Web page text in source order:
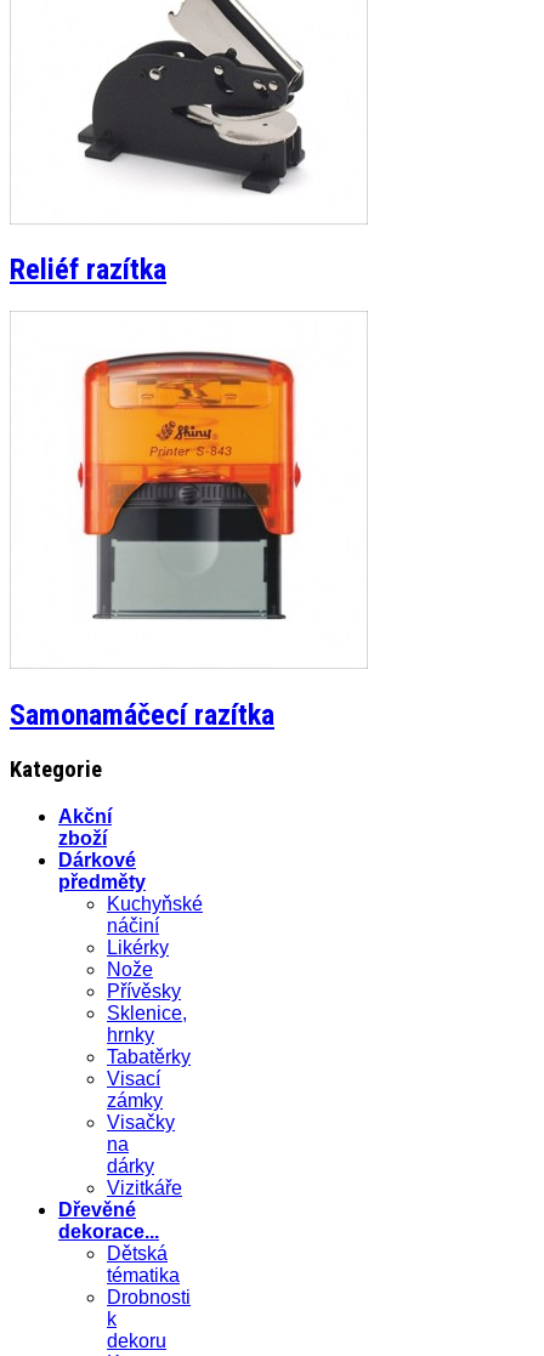
Reliéf razítka
Samonamáčecí razítka
Kategorie
Akční
zboží
Dárkové
předměty
Kuchyňské
náčiní
Likérky
Nože
Přívěsky
Sklenice,
hrnky
Tabatěrky
Visací
zámky
Visačky
na
dárky
Vizitkáře
Dřevěné
dekorace...
Dětská
tématika
Drobnosti
k
dekoru